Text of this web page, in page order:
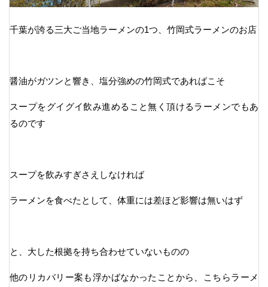
千葉が誇る三大ご当地ラーメンの1つ、竹岡式ラーメンのお店
醤油がガツンと響き、塩分強めの竹岡式であればこそ
スープをグイグイ飲み進めること無く頂けるラーメンでもあ
るのです
スープを飲みすぎさえしなければ
ラーメンを食べたとして、体重には差ほど影響は無いはず
と、大した根拠を持ち合わせていないものの
他のリカバリー案も浮かばなかったことから、こちらラーメ